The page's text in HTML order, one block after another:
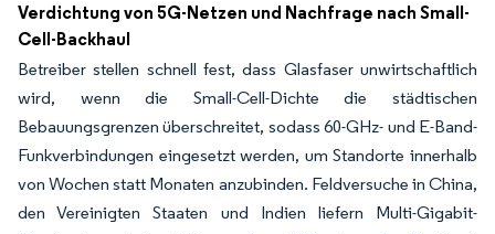
Verdichtung von 5G-Netzen und Nachfrage nach Small-
Cell-Backhaul
Betreiber stellen schnell fest, dass Glasfaser unwirtschaftlich
wird, wenn die Small-Cell-Dichte die städtischen
Bebauungsgrenzen überschreitet, sodass 60-GHz- und E-Band-
Funkverbindungen eingesetzt werden, um Standorte innerhalb
von Wochen statt Monaten anzubinden. Feldversuche in China,
den Vereinigten Staaten und Indien liefern Multi-Gigabit-